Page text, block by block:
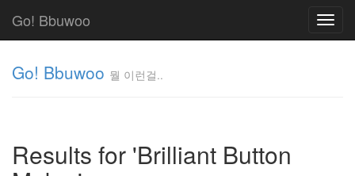
Go! Bbuwoo
Go! Bbuwoo 뭘 이런걸..
Results for 'Brilliant Button
걸..
김